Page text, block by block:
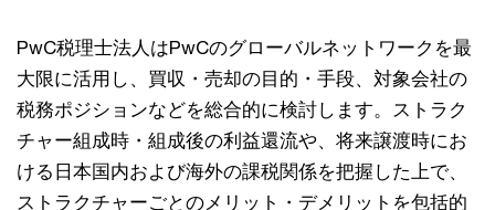
PwC税理士法人はPwCのグローバルネットワークを最
大限に活用し、買収・売却の目的・手段、対象会社の
税務ポジションなどを総合的に検討します。ストラク
チャー組成時・組成後の利益還流や、将来譲渡時にお
ける日本国内および海外の課税関係を把握した上で、
ストラクチャーごとのメリット・デメリットを包括的